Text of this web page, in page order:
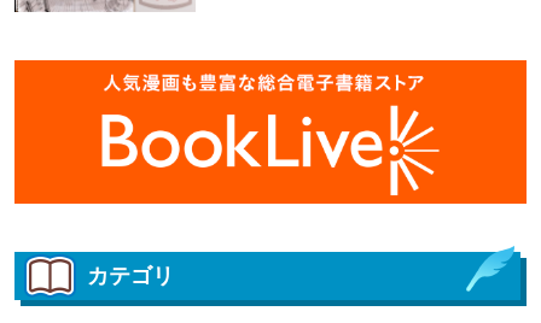
カテゴリ